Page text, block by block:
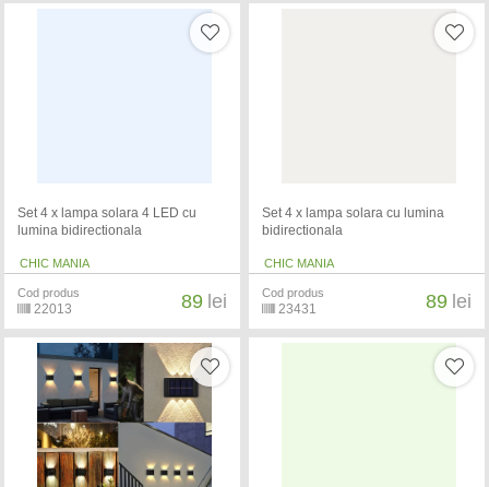
Set 4 x lampa solara 4 LED cu
lumina bidirectionala
CHIC MANIA
Cod produs
22013 89 lei
Set 4 x lampa solara cu lumina
bidirectionala
CHIC MANIA
Cod produs
23431 89 lei